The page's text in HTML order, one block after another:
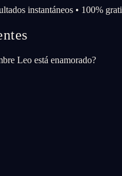
instantáneos • 100%
Leo está enamorado?